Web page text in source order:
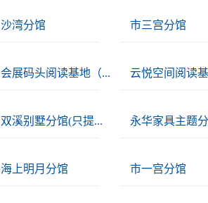
沙湾分馆 市三宫分馆
会展码头阅读基地（... 云悦空间阅读
双溪别墅分馆(只提... 永华家具主题
海上明月分馆 市一宫分馆